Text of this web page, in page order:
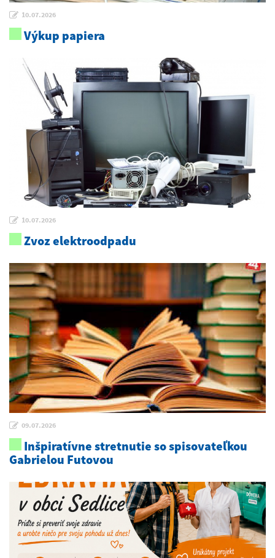
10.07.2026
Výkup papiera
10.07.2026
Zvoz elektroodpadu
09.07.2026
Inšpiratívne stretnutie so spisovateľkou
Gabrielou Futovou